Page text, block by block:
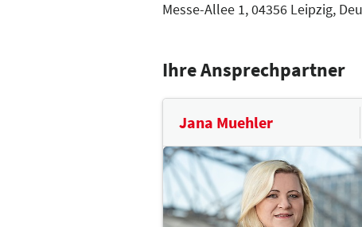
Tel.: +49 30 89 53 89-13
Besuchen Sie uns im
Messe-Allee 1, 04356 Leipzig,
Ihre Ansprechpartner
Jana Muehler